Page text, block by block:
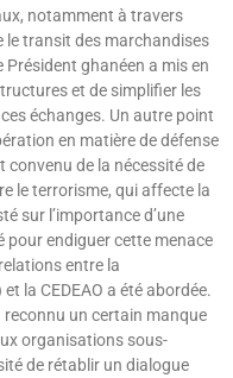
notamment à travers
le transit des marchandises
Président ghanéen a mis en
et de simplifier les
échanges. Un autre point
en matière de défense
convenu de la nécessité de
le terrorisme, qui affecte la
sur l’importance d’une
pour endiguer cette menace
entre la
la CEDEAO a été abordée.
un certain manque
organisations sous-
de rétablir un dialogue